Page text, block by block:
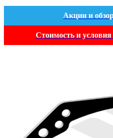
Акции и
Стоимость и